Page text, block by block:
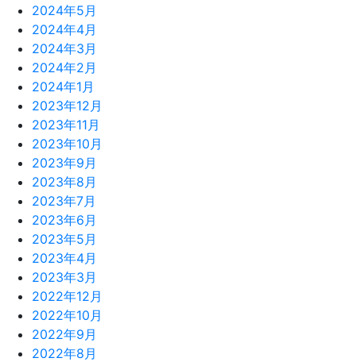
2024年5月
2024年4月
2024年3月
2024年2月
2024年1月
2023年12月
2023年11月
2023年10月
2023年9月
2023年8月
2023年7月
2023年6月
2023年5月
2023年4月
2023年3月
2022年12月
2022年10月
2022年9月
2022年8月